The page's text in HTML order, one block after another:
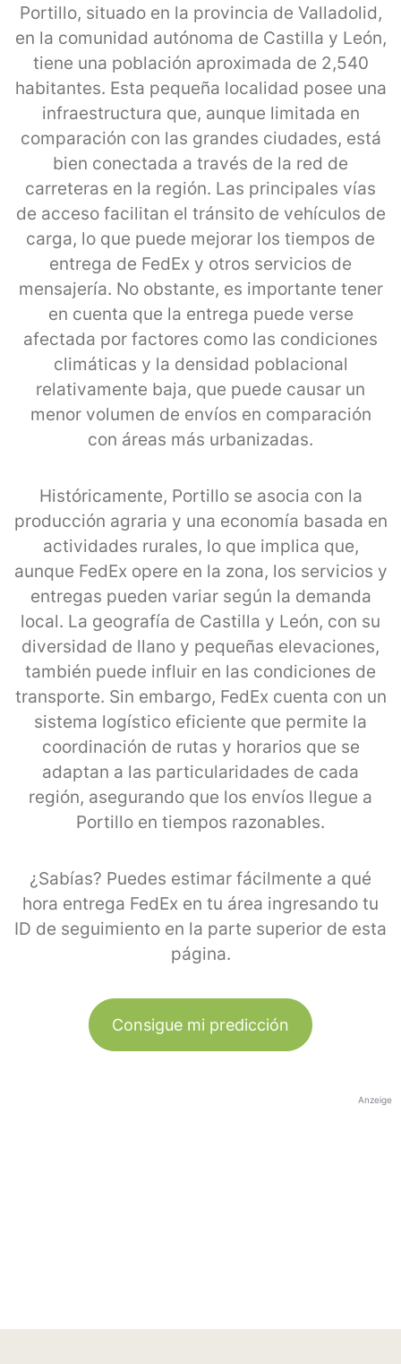
Portillo, situado en la provincia de Valladolid,
en la comunidad autónoma de Castilla y León,
tiene una población aproximada de 2,540
habitantes. Esta pequeña localidad posee una
infraestructura que, aunque limitada en
comparación con las grandes ciudades, está
bien conectada a través de la red de
carreteras en la región. Las principales vías
de acceso facilitan el tránsito de vehículos de
carga, lo que puede mejorar los tiempos de
entrega de FedEx y otros servicios de
mensajería. No obstante, es importante tener
en cuenta que la entrega puede verse
afectada por factores como las condiciones
climáticas y la densidad poblacional
relativamente baja, que puede causar un
menor volumen de envíos en comparación
con áreas más urbanizadas.
Históricamente, Portillo se asocia con la
producción agraria y una economía basada en
actividades rurales, lo que implica que,
aunque FedEx opere en la zona, los servicios y
entregas pueden variar según la demanda
local. La geografía de Castilla y León, con su
diversidad de llano y pequeñas elevaciones,
también puede influir en las condiciones de
transporte. Sin embargo, FedEx cuenta con un
sistema logístico eficiente que permite la
coordinación de rutas y horarios que se
adaptan a las particularidades de cada
región, asegurando que los envíos llegue a
Portillo en tiempos razonables.
¿Sabías? Puedes estimar fácilmente a qué
hora entrega FedEx en tu área ingresando tu
ID de seguimiento en la parte superior de esta
página.
Consigue mi predicción
Anzeige